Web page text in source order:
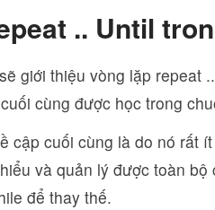
.. Until
giới thiệu vòng lặp repeat
cùng được học trong
cập cuối cùng là do nó rất
và quản lý được toàn
để thay thế.